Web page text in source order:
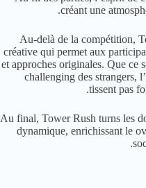
créant une
Au-delà de la compétition,
créative qui permet aux
et approches originales. Que ce
challenging des strangers,
tissent pas
Au final, Tower Rush turns les
dynamique, enrichissant le